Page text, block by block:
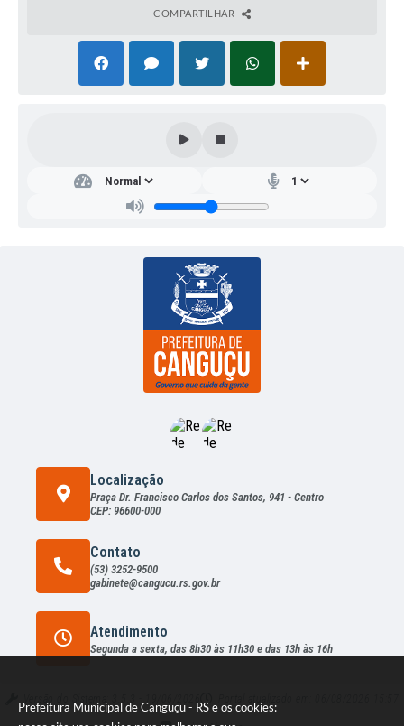
Prefeitura Municipal de Canguçu - RS e os cookies:
COMPARTILHAR
Localização
Praça Dr. Francisco Carlos dos Santos, 941 - Centro
CEP: 96600-000
Contato
(53) 3252-9500
gabinete@cangucu.rs.gov.br
Atendimento
Segunda a sexta, das 8h30 às 11h30 e das 13h às 16h